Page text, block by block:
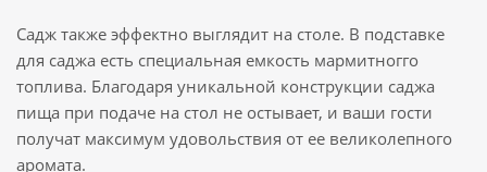
Садж также эффектно выглядит на столе. В подставке
для саджа есть специальная емкость мармитногго
топлива. Благодаря уникальной конструкции саджа
пища при подаче на стол не остывает, и ваши гости
получат максимум удовольствия от ее великолепного
аромата.